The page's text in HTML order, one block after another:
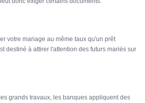
votre mariage au même taux qu'un prêt
destiné à attirer l'attention des futurs mariés sur
grands travaux, les banques appliquent des